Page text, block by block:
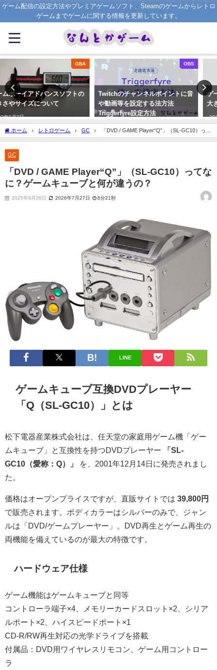
ゲーム配信の設定方法やプレミアゲームソフト、Steamのゲームからレトロ
ゲームまでゲームに関する情報を更新しています。
OBS
Twitchのチャンネルポイントに音
や動画等を設定する法方法
ゲームボーイアドバンスの外箱の
大きさやサイズについて
2022年9月4日
ホーム レトロゲーム GC
「DVD / GAME Player“Q”」（SL-GC10）って
なに？ゲームキューブと何が違うの？
GC
「DVD / GAME Player“Q”」（SL-GC10）ってな
に？ゲームキューブと何が違うの？
2025年9月26日 2026年7月27日 8分21秒
LINE
ゲームキューブ互換DVDプレーヤー
「Q（SL-GC10）」とは
松下電器産業株式会社は、任天堂の家庭用ゲーム機「ゲー
ムキューブ」と互換性を持つDVDプレーヤー
「SL-
GC10（愛称：Q）」
を、2001年12月14日に発売されまし
た。
価格はオープンプライスですが、直販サイトでは 39,800円
で販売されます。ボディカラーはシルバーのみで、ジャン
ルは「DVD/ゲームプレーヤー」。DVD再生とゲーム再生の
両機能を備えているのが最大の特徴です。
ハードウェア仕様
ゲーム機能はゲームキューブと同等
コントローラ端子×4、メモリーカードスロット×2、シリア
ルポート×2、ハイスピードポート×1
CD-R/RW再生対応の光学ドライブを搭載
付属品：DVD用ワイヤレスリモコン、ゲーム用コントロー
ラ